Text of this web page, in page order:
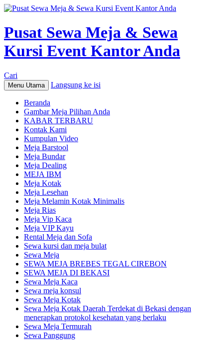
Pusat Sewa Meja & Sewa
Kursi Event Kantor Anda
Cari
Menu Utama Langsung ke isi
Beranda
Gambar Meja Pilihan Anda
KABAR TERBARU
Kontak Kami
Kumpulan Video
Meja Barstool
Meja Bundar
Meja Dealing
MEJA IBM
Meja Kotak
Meja Lesehan
Meja Melamin Kotak Minimalis
Meja Rias
Meja Vip Kaca
Meja VIP Kayu
Rental Meja dan Sofa
Sewa kursi dan meja bulat
Sewa Meja
SEWA MEJA BREBES TEGAL CIREBON
SEWA MEJA DI BEKASI
Sewa Meja Kaca
Sewa meja konsul
Sewa Meja Kotak
Sewa Meja Kotak Daerah Terdekat di Bekasi dengan
menerapkan protokol kesehatan yang berlaku
Sewa Meja Termurah
Sewa Panggung